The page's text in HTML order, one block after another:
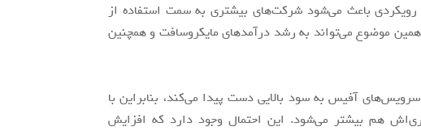
باعث می‌شود شرکت‌های بیشتری به سمت استفاده از
موضوع می‌تواند به رشد درآمدهای مایکروسافت و همچنین
آفیس به سود بالایی دست پیدا می‌کند، بنابراین با
هم بیشتر می‌شود. این احتمال وجود دارد که افزایش